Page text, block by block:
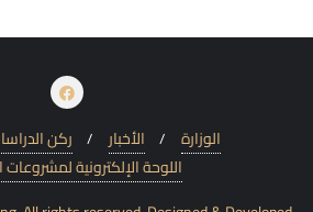
ركن الأخبار
الوزارة
اللوحة الإلكترونية لمشروعات